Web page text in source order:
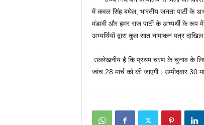
में कवल सिंह बघेल, भारतीय जनता पार्टी के
मंडावी और हमर राज पार्टी के अभ्यर्थी के
अभ्यर्थियों द्वारा कुल सात नामांकन पत्र
उल्लेखनीय है कि प्रथम चरण के चुनाव के लिए
जांच 28 मार्च को की जाएगी। उम्मीदवार